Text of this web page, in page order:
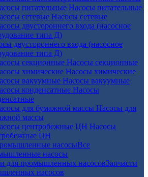
Насосы питательные
Насосы сетевые
двустороннего входа (насосное
типа Д)
Насосы секционные
Насосы химические
Насосы вакуумные
Насосы
Насосы для
массы
Насосы
ЦН
Все
насосы
Запчасти
насосов